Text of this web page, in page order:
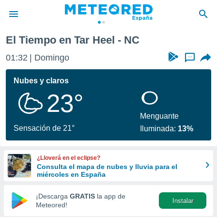
de
por
se
calidad.
a este
las
y
forma
digital
basada
El Tiempo en Tar Heel - NC
01:32 Domingo ...
Nubes y claros
23°
Sensación de 21°
Menguante
Iluminada: 13%
¿Lloverá en el eclipse?
Consulta el mapa de nubes y lluvia para el
miércoles en España
¡Descarga GRATIS la app de
Meteored!
Instalar